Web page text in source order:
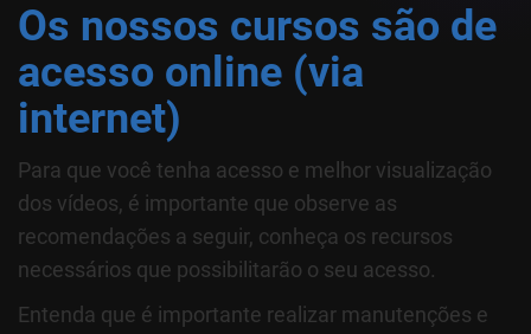
Os nossos cursos são de
acesso online (via
internet)
Para que você tenha acesso e melhor visualização
dos vídeos, é importante que observe as
recomendações a seguir, conheça os recursos
necessários que possibilitarão o seu acesso.
Entenda que é importante realizar manutenções e